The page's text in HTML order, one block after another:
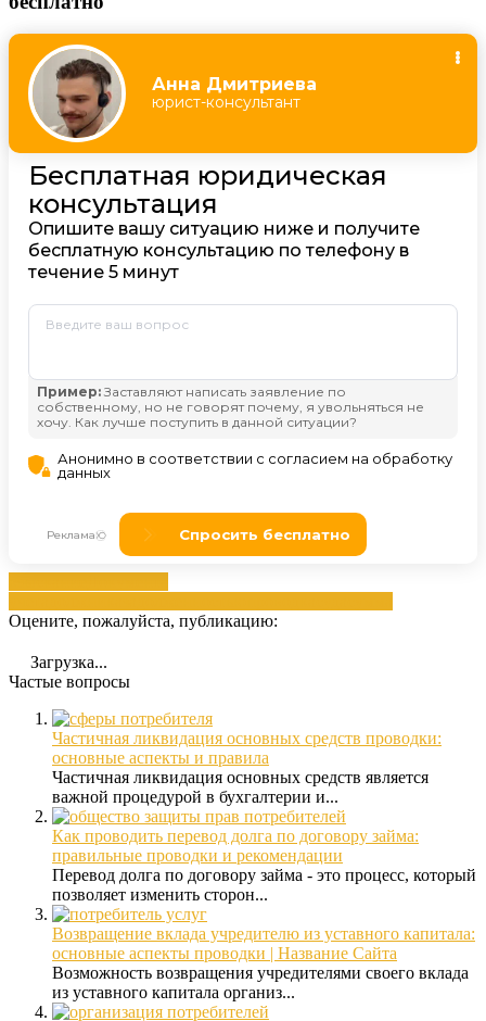
Оцените, пожалуйста, публикацию:
Загрузка...
Частые вопросы
Частичная ликвидация основных средств проводки:
основные аспекты и правила
Частичная ликвидация основных средств является
важной процедурой в бухгалтерии и...
Как проводить перевод долга по договору займа:
правильные проводки и рекомендации
Перевод долга по договору займа - это процесс, который
позволяет изменить сторон...
Возвращение вклада учредителю из уставного капитала:
основные аспекты проводки | Название Сайта
Возможность возвращения учредителями своего вклада
из уставного капитала организ...